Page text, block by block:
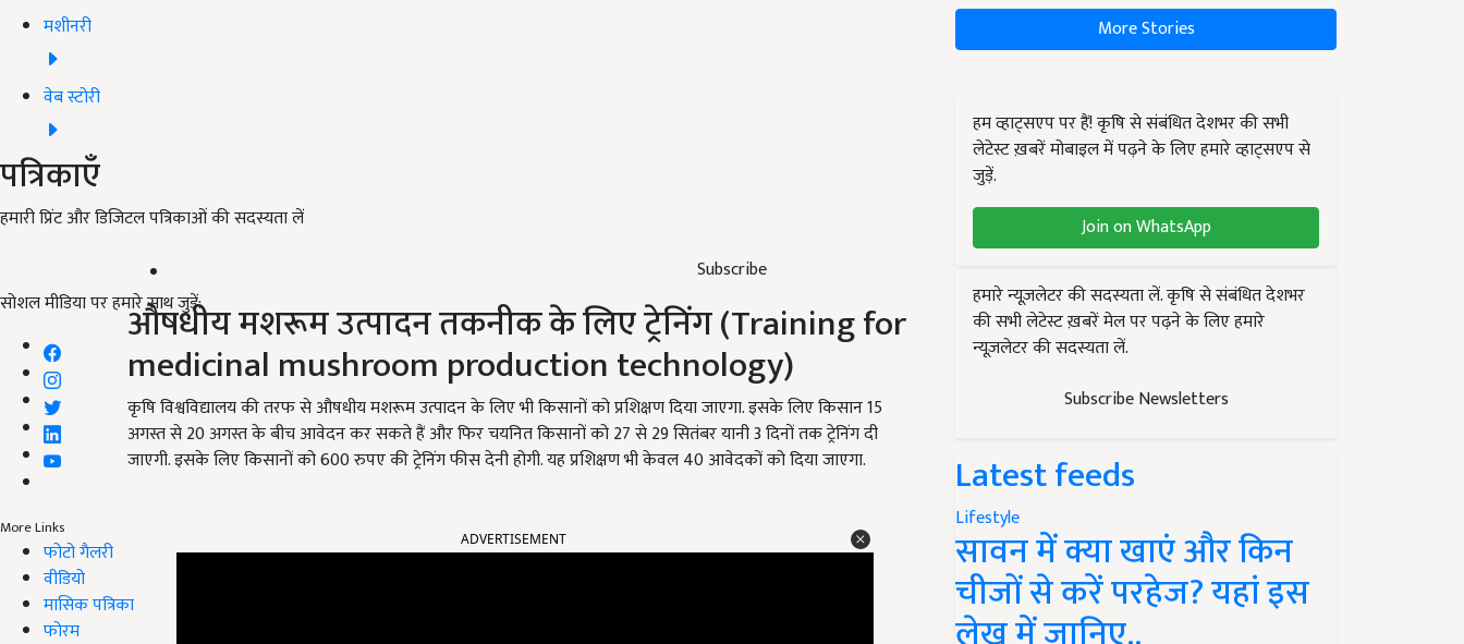
मशीनरी
वेब स्टोरी
पत्रिकाएँ
हमारी प्रिंट और डिजिटल पत्रिकाओं की सदस्यता लें
Subscribe
सोशल मीडिया पर हमारे साथ जुड़ें:
More Links
फोटो गैलरी
वीडियो
मासिक पत्रिका
फोरम
औषधीय मशरूम उत्पादन तकनीक के लिए ट्रेनिंग (Training for
medicinal mushroom production technology)
कृषि विश्वविद्यालय की तरफ से औषधीय मशरूम उत्पादन के लिए भी किसानों को प्रशिक्षण दिया जाएगा. इसके लिए किसान 15
अगस्त से 20 अगस्त के बीच आवेदन कर सकते हैं और फिर चयनित किसानों को 27 से 29 सितंबर यानी 3 दिनों तक ट्रेनिंग दी
जाएगी. इसके लिए किसानों को 600 रुपए की ट्रेनिंग फीस देनी होगी. यह प्रशिक्षण भी केवल 40 आवेदकों को दिया जाएगा.
ADVERTISEMENT
More Stories
हम व्हाट्सएप पर हैं! कृषि से संबंधित देशभर की सभी
लेटेस्ट ख़बरें मोबाइल में पढ़ने के लिए हमारे व्हाट्सएप से
जुड़ें.
Join on WhatsApp
हमारे न्यूज़लेटर की सदस्यता लें. कृषि से संबंधित देशभर
की सभी लेटेस्ट ख़बरें मेल पर पढ़ने के लिए हमारे
न्यूज़लेटर की सदस्यता लें.
Subscribe Newsletters
Latest feeds
Lifestyle
सावन में क्या खाएं और किन
चीजों से करें परहेज? यहां इस